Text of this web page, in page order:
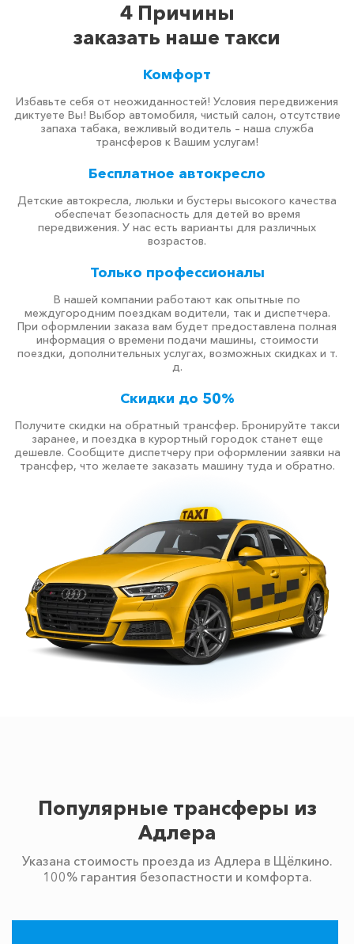
4 Причины
заказать наше такси
Комфорт
Избавьте себя от неожиданностей! Условия передвижения
диктуете Вы! Выбор автомобиля, чистый салон, отсутствие
запаха табака, вежливый водитель – наша служба
трансферов к Вашим услугам!
Бесплатное автокресло
Детские автокресла, люльки и бустеры высокого качества
обеспечат безопасность для детей во время
передвижения. У нас есть варианты для различных
возрастов.
Только профессионалы
В нашей компании работают как опытные по
междугородним поездкам водители, так и диспетчера.
При оформлении заказа вам будет предоставлена полная
информация о времени подачи машины, стоимости
поездки, дополнительных услугах, возможных скидках и т.
д.
Скидки до 50%
Получите скидки на обратный трансфер. Бронируйте такси
заранее, и поездка в курортный городок станет еще
дешевле. Сообщите диспетчеру при оформлении заявки на
трансфер, что желаете заказать машину туда и обратно.
Популярные трансферы из
Адлера
Указана стоимость проезда из Адлера в Щёлкино.
100% гарантия безопастности и комфорта.